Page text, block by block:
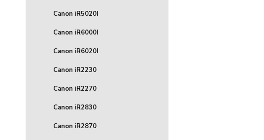
Canon iR5020I
Canon iR6000I
Canon iR6020I
Canon iR2230
Canon iR2270
Canon iR2830
Canon iR2870